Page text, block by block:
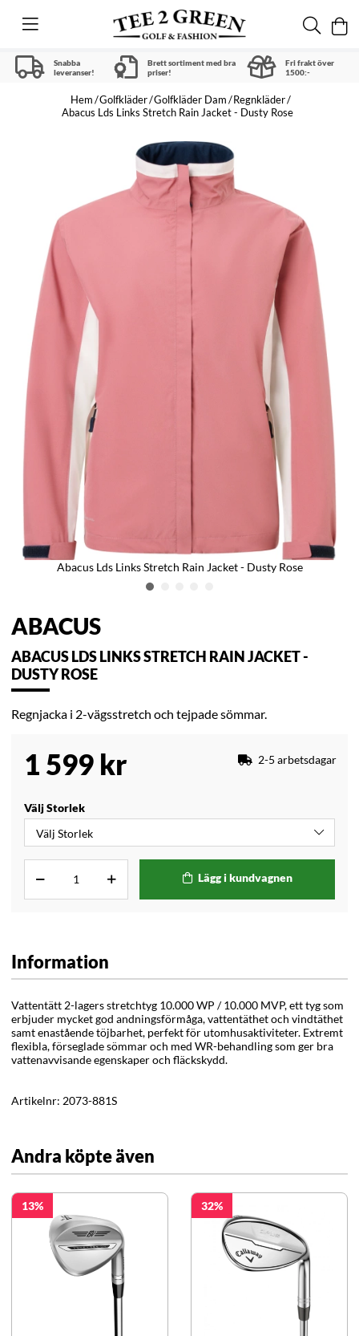
Snabba
leveranser!
Brett sortiment med bra
priser!
Fri frakt över
1500:-
Hem Golfkläder Golfkläder Dam
Regnkläder
Abacus Lds Links Stretch Rain Jacket - Dusty Rose
Abacus Lds Links Stretch Rain Jacket - Dusty Rose
ABACUS
ABACUS LDS LINKS STRETCH RAIN JACKET -
DUSTY ROSE
Regnjacka i 2-vägsstretch och tejpade sömmar.
1 599 kr 2-5 arbetsdagar
Välj Storlek
Lägg i kundvagnen
Information
Vattentätt 2-lagers stretchtyg 10.000 WP / 10.000 MVP, ett tyg som
erbjuder mycket god andningsförmåga, vattentäthet och vindtäthet
samt enastående töjbarhet, perfekt för utomhusaktiviteter. Extremt
flexibla, förseglade sömmar och med WR-behandling som ger bra
vattenavvisande egenskaper och fläckskydd.
Artikelnr: 2073-881S
Andra köpte även
13 32